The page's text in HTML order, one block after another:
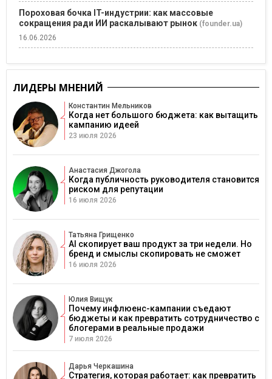
Пороховая бочка IT-индустрии: как массовые
сокращения ради ИИ раскалывают рынок (founder.ua)
16.06.2026
ЛИДЕРЫ МНЕНИЙ
Константин Мельников
Когда нет большого бюджета: как вытащить
кампанию идеей
23 июля 2026
Анастасия Джогола
Когда публичность руководителя становится
риском для репутации
16 июля 2026
Татьяна Грищенко
AI скопирует ваш продукт за три недели. Но
бренд и смыслы скопировать не сможет
16 июля 2026
Юлия Вищук
Почему инфлюенс-кампании съедают
бюджеты и как превратить сотрудничество с
блогерами в реальные продажи
7 июля 2026
Дарья Черкашина
Стратегия, которая работает: как превратить